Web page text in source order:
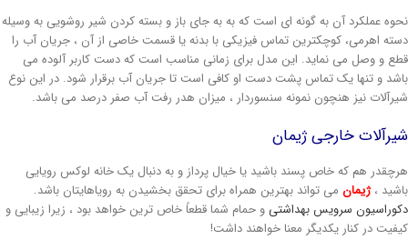
عملکرد آن به گونه ای است که به به جای باز و بسته کردن شیر روشویی به وسیله
اهرمی، کوچکترین تماس فیزیکی با بدنه یا قسمت خاصی از آن ، جریان آب را
و وصل می نماید. این مدل برای زمانی مناسب است که دست کاربر آلوده می
و تنها یک تماس پشت دست او کافی است تا جریان آب برقرار شود. در این نوع
نیز هنچون نمونه سنسوردار ، میزان هدر رفت آب صفر درصد می باشد.
خارجی ژیمان
هم که خاص پسند باشید یا خیال پرداز و به دنبال یک خانه لوکس رویایی
،ژیمانمی تواند بهترین همراه برای تحقق بخشیدن به رویاهایتان باشد.
سرویس بهداشتیو حمام شما قطعاً خاص ترین خواهد بود ، زیرا زیبایی و
در کنار یکدیگر معنا خواهند داشت!